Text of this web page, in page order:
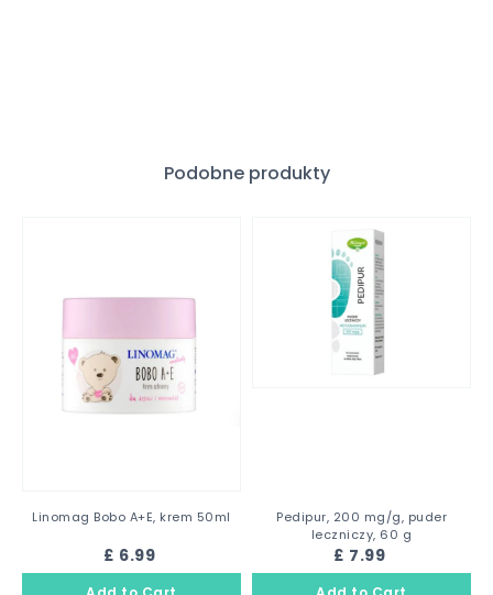
Podobne produkty
Linomag Bobo A+E, krem 50ml
£ 6.99
Pedipur, 200 mg/g, puder
leczniczy, 60 g
£ 7.99